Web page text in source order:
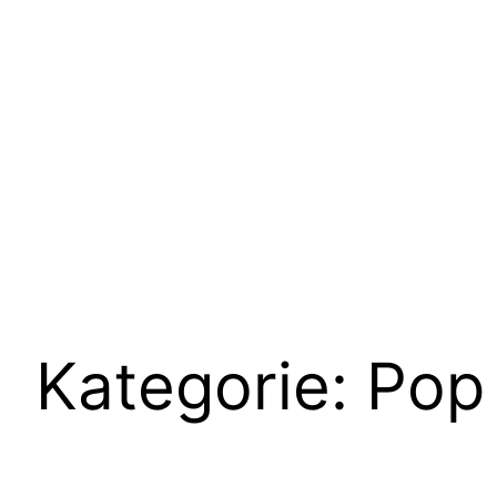
Kategorie: Pop